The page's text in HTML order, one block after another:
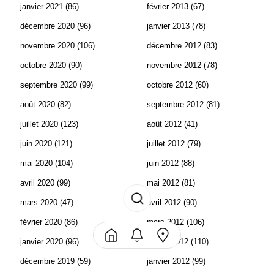
janvier 2021 (86)
décembre 2020 (96)
novembre 2020 (106)
octobre 2020 (90)
septembre 2020 (99)
août 2020 (82)
juillet 2020 (123)
juin 2020 (121)
mai 2020 (104)
avril 2020 (99)
mars 2020 (47)
février 2020 (86)
janvier 2020 (96)
décembre 2019 (59)
février 2013 (67)
janvier 2013 (78)
décembre 2012 (83)
novembre 2012 (78)
octobre 2012 (60)
septembre 2012 (81)
août 2012 (41)
juillet 2012 (79)
juin 2012 (88)
mai 2012 (81)
avril 2012 (90)
mars 2012 (106)
février 2012 (110)
janvier 2012 (99)